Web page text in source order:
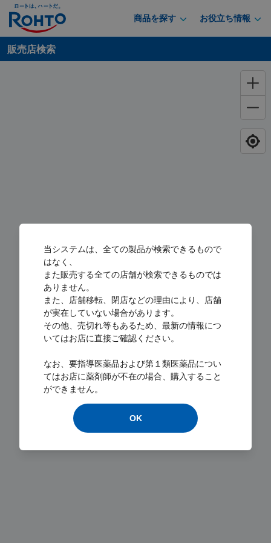
商品を探す お役立ち情報
販売店検索
Loading...
当システムは、全ての製品が検索できるもので
はなく、
また販売する全ての店舗が検索できるものでは
ありません。
また、店舗移転、閉店などの理由により、店舗
が実在していない場合があります。
その他、売切れ等もあるため、最新の情報につ
いてはお店に直接ご確認ください。
なお、要指導医薬品および第１類医薬品につい
てはお店に薬剤師が不在の場合、購入すること
ができません。
OK